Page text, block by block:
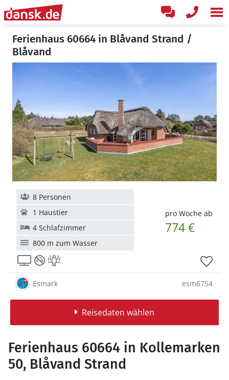
Ferienhaus 60664 in Blåvand Strand /
Blåvand
pro Woche ab
774 €
8 Personen
1 Haustier
4 Schlafzimmer
800 m zum Wasser
Esmark esm6754
Reisedaten wählen
Ferienhaus 60664 in Kollemarken
50, Blåvand Strand